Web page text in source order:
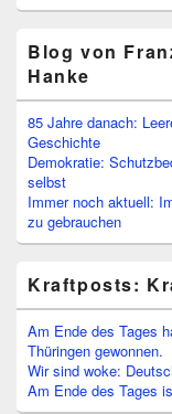
Blog von
Hanke
85 Jahre danach:
Geschichte
Demokratie:
selbst
Immer noch aktuell:
zu gebrauchen
Kraftposts:
Am Ende des Tages
Thüringen gewonnen.
Wir sind woke:
Am Ende des Tages